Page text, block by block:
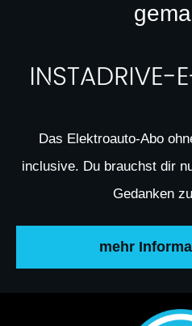
Das Elektroauto-Abo
inclusive. Du brauchst dir
Gedanken
mehr